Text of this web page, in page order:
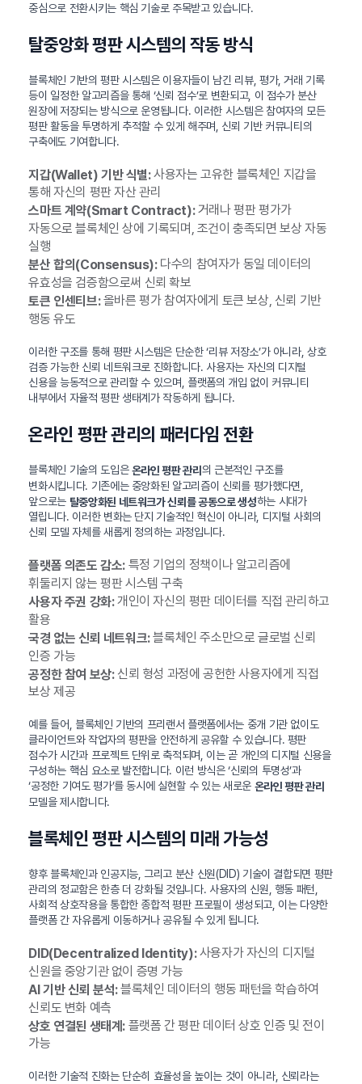
중심으로 전환시키는 핵심 기술로 주목받고 있습니다.
탈중앙화 평판 시스템의 작동 방식
블록체인 기반의 평판 시스템은 이용자들이 남긴 리뷰, 평가, 거래 기록
등이 일정한 알고리즘을 통해 ‘신뢰 점수’로 변환되고, 이 점수가 분산
원장에 저장되는 방식으로 운영됩니다. 이러한 시스템은 참여자의 모든
평판 활동을 투명하게 추적할 수 있게 해주며, 신뢰 기반 커뮤니티의
구축에도 기여합니다.
지갑(Wallet) 기반 식별:사용자는 고유한 블록체인 지갑을
통해 자신의 평판 자산 관리
스마트 계약(Smart Contract):거래나 평판 평가가
자동으로 블록체인 상에 기록되며, 조건이 충족되면 보상 자동
실행
분산 합의(Consensus):다수의 참여자가 동일 데이터의
유효성을 검증함으로써 신뢰 확보
토큰 인센티브:올바른 평가 참여자에게 토큰 보상, 신뢰 기반
행동 유도
이러한 구조를 통해 평판 시스템은 단순한 ‘리뷰 저장소’가 아니라, 상호
검증 가능한 신뢰 네트워크로 진화합니다. 사용자는 자신의 디지털
신용을 능동적으로 관리할 수 있으며, 플랫폼의 개입 없이 커뮤니티
내부에서 자율적 평판 생태계가 작동하게 됩니다.
온라인 평판 관리의 패러다임 전환
블록체인 기술의 도입은온라인 평판 관리의 근본적인 구조를
변화시킵니다. 기존에는 중앙화된 알고리즘이 신뢰를 평가했다면,
앞으로는 탈중앙화된 네트워크가 신뢰를 공동으로 생성하는 시대가
열립니다. 이러한 변화는 단지 기술적인 혁신이 아니라, 디지털 사회의
신뢰 모델 자체를 새롭게 정의하는 과정입니다.
플랫폼 의존도 감소:특정 기업의 정책이나 알고리즘에
휘둘리지 않는 평판 시스템 구축
사용자 주권 강화:개인이 자신의 평판 데이터를 직접 관리하고
활용
국경 없는 신뢰 네트워크:블록체인 주소만으로 글로벌 신뢰
인증 가능
공정한 참여 보상:신뢰 형성 과정에 공헌한 사용자에게 직접
보상 제공
예를 들어, 블록체인 기반의 프리랜서 플랫폼에서는 중개 기관 없이도
클라이언트와 작업자의 평판을 안전하게 공유할 수 있습니다. 평판
점수가 시간과 프로젝트 단위로 축적되며, 이는 곧 개인의 디지털 신용을
구성하는 핵심 요소로 발전합니다. 이런 방식은 ‘신뢰의 투명성’과
‘공정한 기여도 평가’를 동시에 실현할 수 있는 새로운 온라인 평판 관리
모델을 제시합니다.
블록체인 평판 시스템의 미래 가능성
향후 블록체인과 인공지능, 그리고 분산 신원(DID) 기술이 결합되면 평판
관리의 정교함은 한층 더 강화될 것입니다. 사용자의 신원, 행동 패턴,
사회적 상호작용을 통합한 종합적 평판 프로필이 생성되고, 이는 다양한
플랫폼 간 자유롭게 이동하거나 공유될 수 있게 됩니다.
DID(Decentralized Identity):사용자가 자신의 디지털
신원을 중앙기관 없이 증명 가능
AI 기반 신뢰 분석:블록체인 데이터의 행동 패턴을 학습하여
신뢰도 변화 예측
상호 연결된 생태계:플랫폼 간 평판 데이터 상호 인증 및 전이
가능
이러한 기술적 진화는 단순히 효율성을 높이는 것이 아니라, 신뢰라는